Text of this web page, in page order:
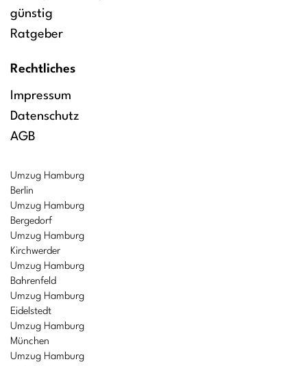
günstig
Ratgeber
Rechtliches
Impressum
Datenschutz
AGB
Umzug Hamburg
Berlin
Umzug Hamburg
Bergedorf
Umzug Hamburg
Kirchwerder
Umzug Hamburg
Bahrenfeld
Umzug Hamburg
Eidelstedt
Umzug Hamburg
München
Umzug Hamburg